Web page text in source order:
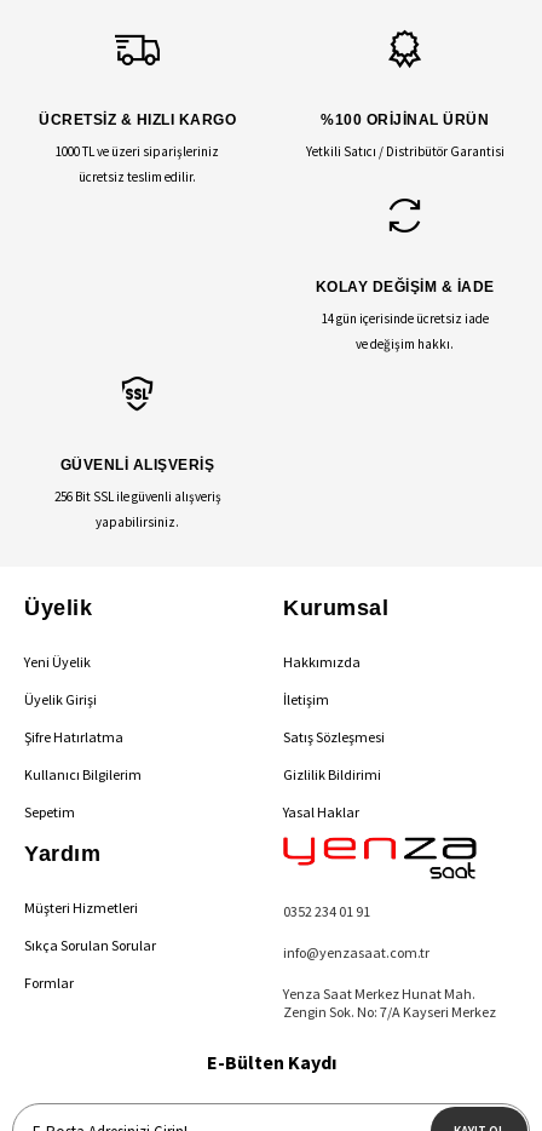
ÜCRETSİZ & HIZLI KARGO
1000 TL ve üzeri siparişleriniz
ücretsiz teslim edilir.
%100 ORİJİNAL ÜRÜN
Yetkili Satıcı / Distribütör Garantisi
KOLAY DEĞİŞİM & İADE
14 gün içerisinde ücretsiz iade
ve değişim hakkı.
GÜVENLİ ALIŞVERİŞ
256 Bit SSL ile güvenli alışveriş
yapabilirsiniz.
Üyelik
Yeni Üyelik
Üyelik Girişi
Şifre Hatırlatma
Kullanıcı Bilgilerim
Sepetim
Kurumsal
Hakkımızda
İletişim
Satış Sözleşmesi
Gizlilik Bildirimi
Yasal Haklar
Yardım
Müşteri Hizmetleri
Sıkça Sorulan Sorular
Formlar
0352 234 01 91
info@yenzasaat.com.tr
Yenza Saat Merkez Hunat Mah.
Zengin Sok. No: 7/A Kayseri Merkez
E-Bülten Kaydı